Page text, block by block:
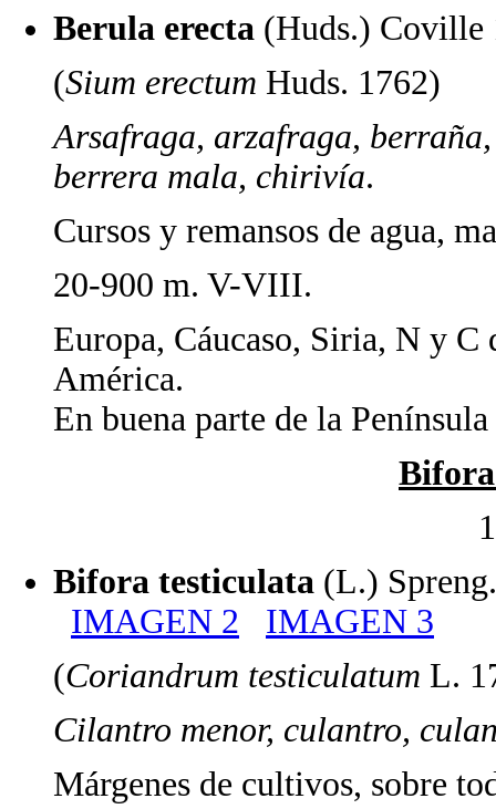
Berula erecta (Huds.)
(Sium erectum Huds. 1762)
Arsafraga, arzafraga,
berrera mala, chirivía.
Cursos y remansos de agua,
20-900 m. V-VIII.
Europa, Cáucaso, Siria, N y
América.
En buena parte de la
Bifora
Bifora testiculata (L.)
IMAGEN 2
IMAGEN 3
(Coriandrum testiculatum L.
Cilantro menor, culantro,
Márgenes de cultivos, sobre